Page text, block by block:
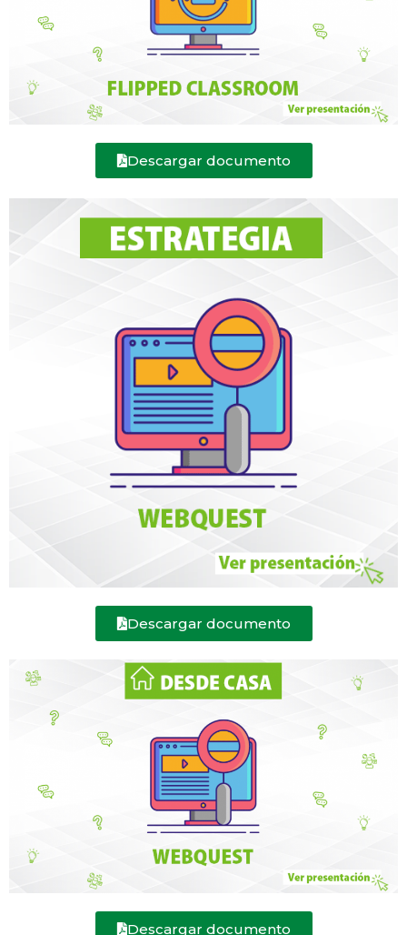
Descargar documento
Descargar documento
Descargar documento